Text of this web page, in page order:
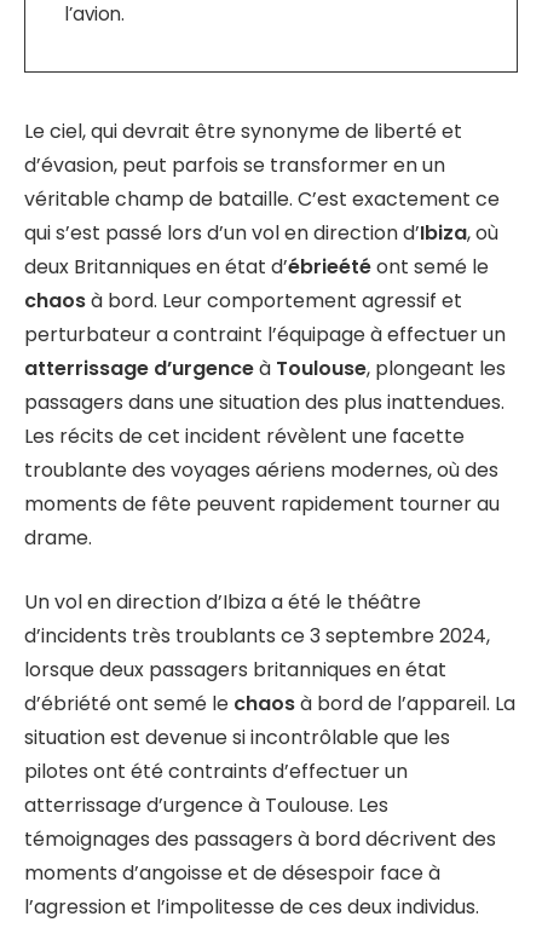
l’avion.
Le ciel, qui devrait être synonyme de liberté et
d’évasion, peut parfois se transformer en un
véritable champ de bataille. C’est exactement ce
qui s’est passé lors d’un vol en direction d’Ibiza, où
deux Britanniques en état d’ébrieétéont semé le
chaosà bord. Leur comportement agressif et
perturbateur a contraint l’équipage à effectuer un
atterrissage d’urgenceà Toulouse, plongeant les
passagers dans une situation des plus inattendues.
Les récits de cet incident révèlent une facette
troublante des voyages aériens modernes, où des
moments de fête peuvent rapidement tourner au
drame.
Un vol en direction d’Ibiza a été le théâtre
d’incidents très troublants ce 3 septembre 2024,
lorsque deux passagers britanniques en état
d’ébriété ont semé le chaosà bord de l’appareil. La
situation est devenue si incontrôlable que les
pilotes ont été contraints d’effectuer un
atterrissage d’urgence à Toulouse. Les
témoignages des passagers à bord décrivent des
moments d’angoisse et de désespoir face à
l’agression et l’impolitesse de ces deux individus.